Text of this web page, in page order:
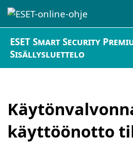
ESET Smart Security
Sisällysluettelo
käyttöönotto